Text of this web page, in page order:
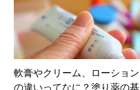
軟膏やクリーム、ローション
の違いってなに？塗り薬の基